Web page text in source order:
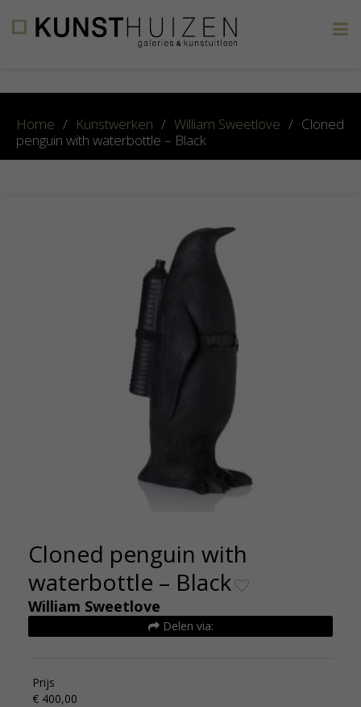
Home / Kunstwerken / William Sweetlove / Cloned
penguin with waterbottle – Black
Cloned penguin with
waterbottle – Black
William Sweetlove
Delen via:
Prijs
€ 400,00